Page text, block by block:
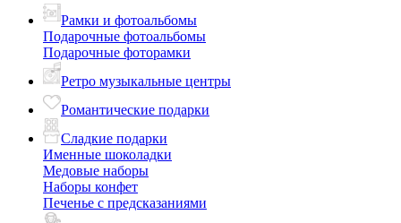
Рамки и фотоальбомы
Подарочные фотоальбомы
Подарочные фоторамки
Ретро музыкальные центры
Романтические подарки
Сладкие подарки
Именные шоколадки
Медовые наборы
Наборы конфет
Печенье с предсказаниями